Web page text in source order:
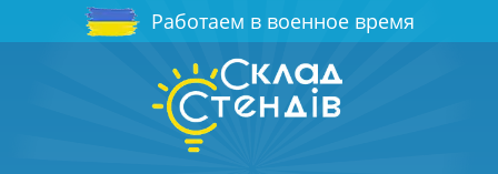
Работаем в военное время